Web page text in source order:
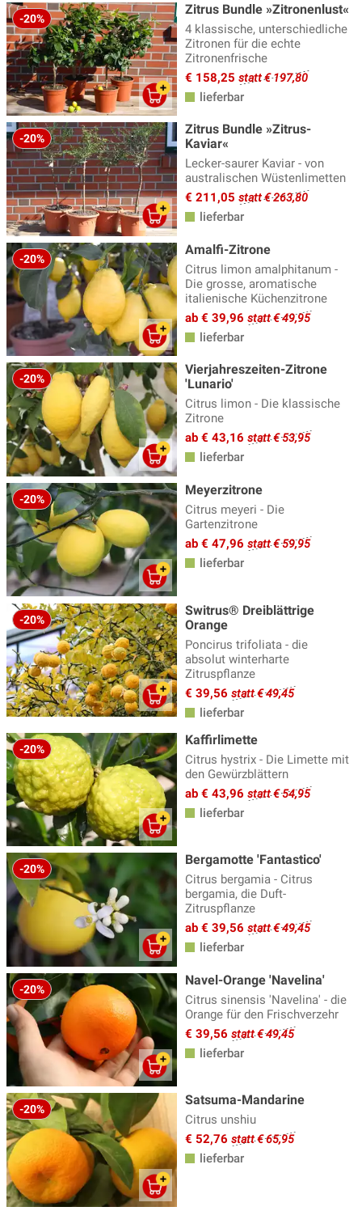
Pomeranzen(5)
Zedratzitronen(3)
Zitronenbaum(21)
Zitrusspezialitäten(3)
-20%
Zitrus Bundle »Zitronenlust«
4 klassische, unterschiedliche
Zitronen für die echte
Zitronenfrische
€ 158,25 statt € 197,80
lieferbar
-20%
Zitrus Bundle »Zitrus-
Kaviar«
Lecker-saurer Kaviar - von
australischen Wüstenlimetten
€ 211,05 statt € 263,80
lieferbar
-20%
Amalfi-Zitrone
Citrus limon amalphitanum -
Die grosse, aromatische
italienische Küchenzitrone
ab € 39,96 statt € 49,95
lieferbar
-20%
Vierjahreszeiten-Zitrone
'Lunario'
Citrus limon - Die klassische
Zitrone
ab € 43,16 statt € 53,95
lieferbar
-20%
Meyerzitrone
Citrus meyeri - Die
Gartenzitrone
ab € 47,96 statt € 59,95
lieferbar
-20%
Switrus® Dreiblättrige
Orange
Poncirus trifoliata - die
absolut winterharte
Zitruspflanze
€ 39,56 statt € 49,45
lieferbar
-20%
Kaffirlimette
Citrus hystrix - Die Limette mit
den Gewürzblättern
ab € 43,96 statt € 54,95
lieferbar
-20%
Bergamotte 'Fantastico'
Citrus bergamia - Citrus
bergamia, die Duft-
Zitruspflanze
ab € 39,56 statt € 49,45
lieferbar
-20%
Navel-Orange 'Navelina'
Citrus sinensis 'Navelina' - die
Orange für den Frischverzehr
€ 39,56 statt € 49,45
lieferbar
-20%
Satsuma-Mandarine
Citrus unshiu
€ 52,76 statt € 65,95
lieferbar